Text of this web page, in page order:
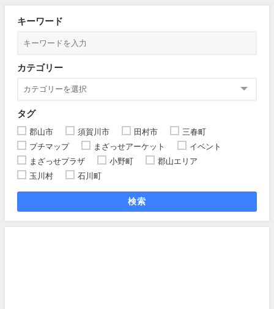
キーワード
カテゴリー
タグ
郡山市 須賀川市 田村市
三春町
プチマップ
まざっせアーケット
イベント
まざっせプラザ
小野町
郡山エリア
玉川村
石川町
検索